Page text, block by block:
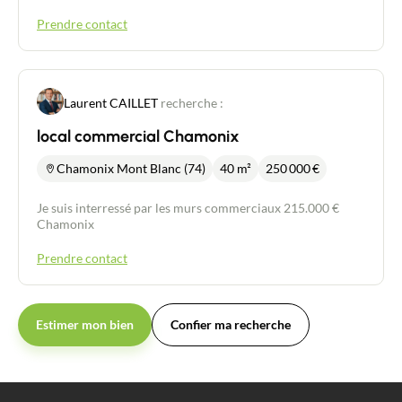
Prendre contact
Laurent CAILLET recherche :
local commercial Chamonix
Chamonix Mont Blanc (74) 40 m² 250 000€
Je suis interressé par les murs commerciaux 215.000 €
Chamonix
Prendre contact
Estimer mon bien Confier ma recherche